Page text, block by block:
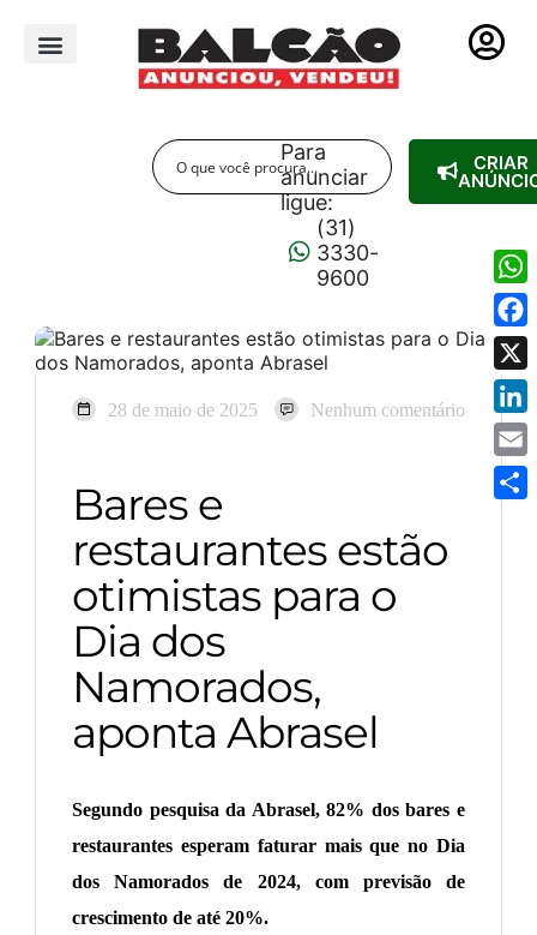
Para
anunciar
ligue:
(31)
3330-
9600
CRIAR
28 de maio de 2025 Nenhum comentário
Bares e
restaurantes estão
otimistas para o
Dia dos
Namorados,
aponta Abrasel
Segundo pesquisa da Abrasel, 82% dos bares e
restaurantes esperam faturar mais que no Dia
dos Namorados de 2024, com previsão de
crescimento de até 20%.
X